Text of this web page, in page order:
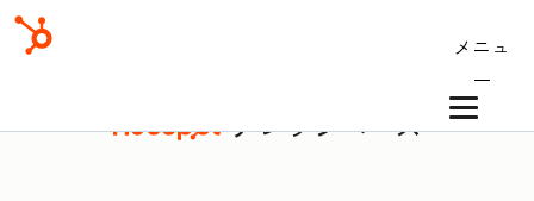
メニュ
ー
ナレッジベース